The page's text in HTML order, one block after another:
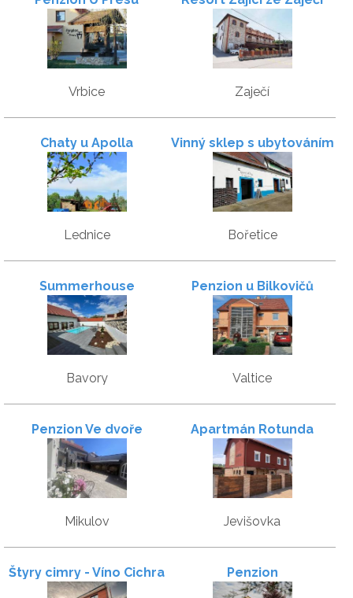
Vrbice Zaječí
Chaty u Apolla
Lednice
Vinný sklep s ubytováním
u Jamborů
Bořetice
Summerhouse
Bavory
Penzion u Bilkovičů
Valtice
Penzion Ve dvoře
Mikulov
Apartmán Rotunda
Jevišovka
Štyry cimry - Víno Cichra Penzion